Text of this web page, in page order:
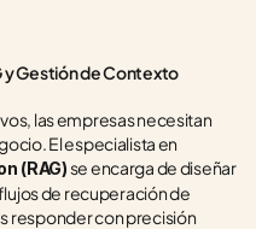
y Gestión de Contexto
las empresas necesitan
(RAG) se encarga de diseñar
de recuperación de
responder con precisión